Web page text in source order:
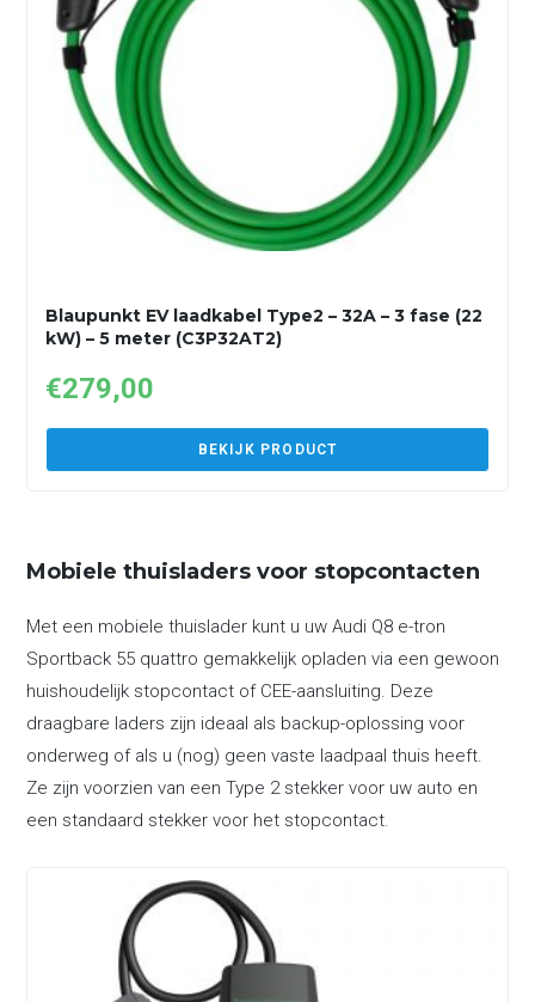
Blaupunkt EV laadkabel Type2 – 32A – 3 fase (22
kW) – 5 meter (C3P32AT2)
€279,00
BEKIJK PRODUCT
Mobiele thuisladers voor stopcontacten
Met een mobiele thuislader kunt u uw Audi Q8 e-tron
Sportback 55 quattro gemakkelijk opladen via een gewoon
huishoudelijk stopcontact of CEE-aansluiting. Deze
draagbare laders zijn ideaal als backup-oplossing voor
onderweg of als u (nog) geen vaste laadpaal thuis heeft.
Ze zijn voorzien van een Type 2 stekker voor uw auto en
een standaard stekker voor het stopcontact.